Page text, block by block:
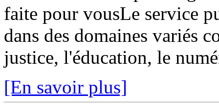
faite pour vousLe service
dans des domaines variés
justice, l'éducation, le
[En savoir plus]